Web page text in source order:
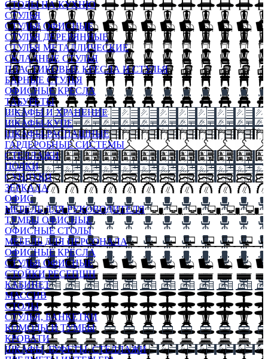
СТОЛЫ НА КУХНЮ
СТУЛЬЯ
СТУЛЬЯ ОФИСНЫЕ
СТУЛЬЯ ДЕРЕВЯННЫЕ
СТУЛЬЯ МЕТАЛЛИЧЕСКИЕ
СКЛАДНЫЕ СТУЛЬЯ
ПЛАСТИКОВЫЕ КРЕСЛА И СТУЛЬЯ
БАРНЫЕ СТУЛЬЯ
ОФИСНЫЕ КРЕСЛА
ТАБУРЕТЫ
ШКАФЫ И ХРАНЕНИЕ
ШКАФЫ-КУПЕ
ШКАФЫ-РАСПАШНЫЕ
ГАРДЕРОБНЫЕ СИСТЕМЫ
СТЕЛЛАЖИ
ПОЛКИ
СУНДУКИ
ЗЕРКАЛА
ОФИС
МЕБЕЛЬ ДЛЯ РУКОВОДИТЕЛЯ
ТУМБЫ ОФИСНЫЕ
ОФИСНЫЕ СТОЛЫ
МЕБЕЛЬ ДЛЯ ПЕРСОНАЛА
ОФИСНЫЕ КРЕСЛА
СТУЛЬЯ ОФИСНЫЕ
СТОЙКИ РЕСЕПШН
КАБИНЕТ
МАССИВ
СТОЛЫ
СТУЛЬЯ, БАНКЕТКИ
КОМОДЫ И ТУМБЫ
КРОВАТИ
ШКАФЫ, БУФЕТЫ, СТЕЛЛАЖИ